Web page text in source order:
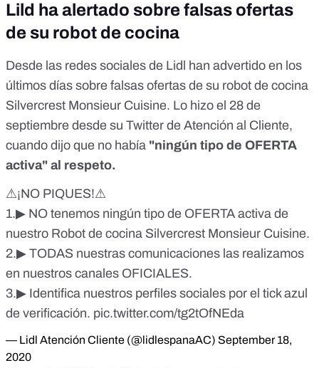
Lild ha alertado sobre falsas ofertas
de su robot de cocina
Desde las redes sociales de Lidl han advertido en los
últimos días sobre falsas ofertas de su robot de cocina
Silvercrest Monsieur Cuisine. Lo hizo el 28 de
septiembre desde su Twitter de Atención al Cliente,
cuando dijo que no había "ningún tipo de OFERTA
activa" al respeto.
⚠¡NO PIQUES!⚠
1.▶ NO tenemos ningún tipo de OFERTA activa de
nuestro Robot de cocina Silvercrest Monsieur Cuisine.
2.▶ TODAS nuestras comunicaciones las realizamos
en nuestros canales OFICIALES.
3.▶ Identifica nuestros perfiles sociales por el tick azul
de verificación. pic.twitter.com/tg2tOfNEda
— Lidl Atención Cliente (@lidlespanaAC) September 18,
2020